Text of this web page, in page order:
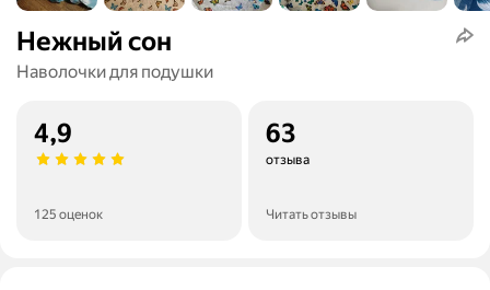
Нежный сон
Наволочки для подушки
4,9
125 оценок
63
отзыва
Читать отзывы